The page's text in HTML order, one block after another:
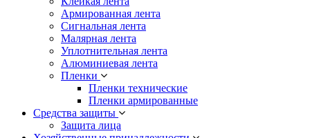
Армированная лента
Сигнальная лента
Малярная лента
Уплотнительная лента
Алюминиевая лента
Пленки
Пленки технические
Пленки армированные
Средства защиты
Защита лица